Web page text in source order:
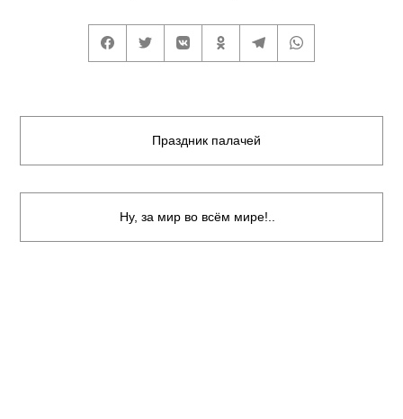
Праздник палачей
Ну, за мир во всём мире!..